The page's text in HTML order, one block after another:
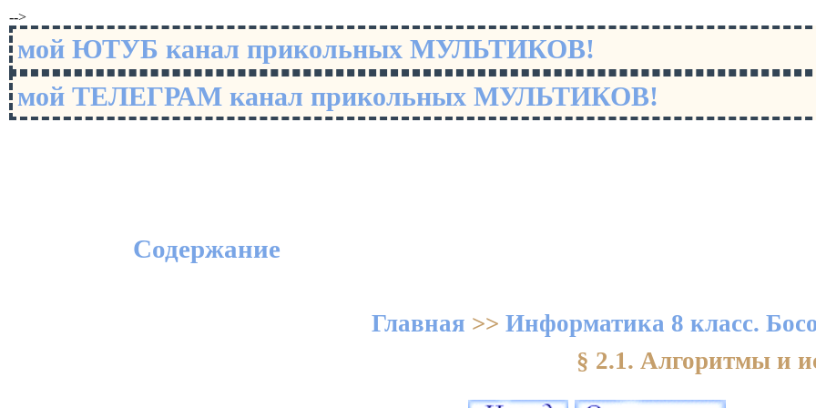
-->
мой ЮТУБ канал прикольных МУЛЬТИКОВ!
мой ТЕЛЕГРАМ канал прикольных МУЛЬТИКОВ!
Содержание
Главная >> Информатика 8 класс.
§ 2.1. Алгоритмы и